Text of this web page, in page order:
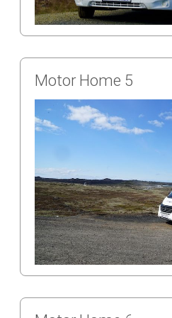
électriques pour les
plus, Camper Iceland
aux besoins des
informations
campervan, ainsi que
recommandations pour
séjour en Islande. En
questions, l'équipe est
aider et résoudre les
Cependant, il y a aussi
prendre en compte lors de
Camper Iceland. Tout
peut être assez élevé,
Motor Home 5